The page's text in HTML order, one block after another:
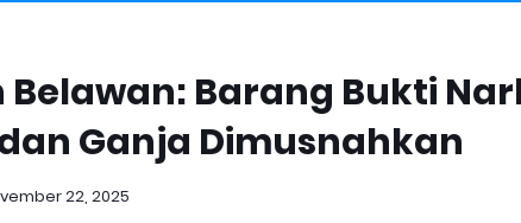
Belawan: Barang Bukti
Ganja Dimusnahkan
22, 2025